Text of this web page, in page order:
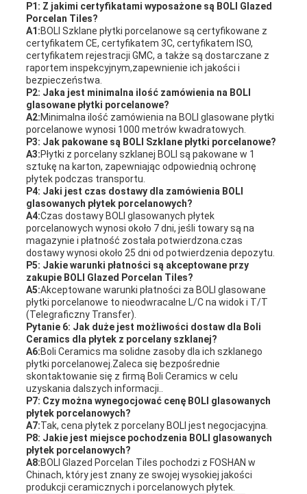
P1: Z jakimi certyfikatami wyposażone są BOLI Glazed
Porcelan Tiles?
A1:BOLI Szklane płytki porcelanowe są certyfikowane z
certyfikatem CE, certyfikatem 3C, certyfikatem ISO,
certyfikatem rejestracji GMC, a także są dostarczane z
raportem inspekcyjnym,zapewnienie ich jakości i
bezpieczeństwa.
P2: Jaka jest minimalna ilość zamówienia na BOLI
glasowane płytki porcelanowe?
A2:Minimalna ilość zamówienia na BOLI glasowane płytki
porcelanowe wynosi 1000 metrów kwadratowych.
P3: Jak pakowane są BOLI Szklane płytki porcelanowe?
A3:Płytki z porcelany szklanej BOLI są pakowane w 1
sztukę na karton, zapewniając odpowiednią ochronę
płytek podczas transportu.
P4: Jaki jest czas dostawy dla zamówienia BOLI
glasowanych płytek porcelanowych?
A4:Czas dostawy BOLI glasowanych płytek
porcelanowych wynosi około 7 dni, jeśli towary są na
magazynie i płatność została potwierdzona.czas
dostawy wynosi około 25 dni od potwierdzenia depozytu.
P5: Jakie warunki płatności są akceptowane przy
zakupie BOLI Glazed Porcelan Tiles?
A5:Akceptowane warunki płatności za BOLI glasowane
płytki porcelanowe to nieodwracalne L/C na widok i T/T
(Telegraficzny Transfer).
Pytanie 6: Jak duże jest możliwości dostaw dla Boli
Ceramics dla płytek z porcelany szklanej?
A6:Boli Ceramics ma solidne zasoby dla ich szklanego
płytki porcelanowej.Zaleca się bezpośrednie
skontaktowanie się z firmą Boli Ceramics w celu
uzyskania dalszych informacji..
P7: Czy można wynegocjować cenę BOLI glasowanych
płytek porcelanowych?
A7:Tak, cena płytek z porcelany BOLI jest negocjacyjna.
P8: Jakie jest miejsce pochodzenia BOLI glasowanych
płytek porcelanowych?
A8:BOLI Glazed Porcelan Tiles pochodzi z FOSHAN w
Chinach, który jest znany ze swojej wysokiej jakości
produkcji ceramicznych i porcelanowych płytek.